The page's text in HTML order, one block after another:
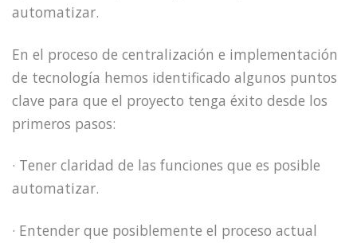
automatizar.
En el proceso de centralización e implementación
de tecnología hemos identificado algunos puntos
clave para que el proyecto tenga éxito desde los
primeros pasos:
· Tener claridad de las funciones que es posible
automatizar.
· Entender que posiblemente el proceso actual